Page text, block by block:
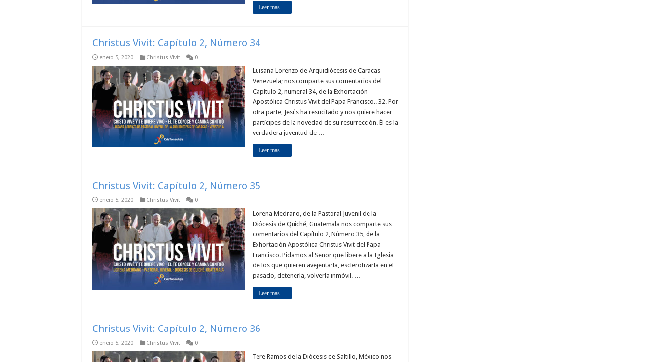
Leer mas ...
Christus Vivit: Capítulo 2, Número 34
enero 5, 2020 Christus Vivit 0
Luisana Lorenzo de Arquidiócesis de Caracas –
Venezuela; nos comparte sus comentarios del
Capítulo 2, numeral 34, de la Exhortación
Apostólica Christus Vivit del Papa Francisco.. 32. Por
otra parte, Jesús ha resucitado y nos quiere hacer
partícipes de la novedad de su resurrección. Él es la
verdadera juventud de …
Leer mas ...
Christus Vivit: Capítulo 2, Número 35
enero 5, 2020 Christus Vivit 0
Lorena Medrano, de la Pastoral Juvenil de la
Diócesis de Quiché, Guatemala nos comparte sus
comentarios del Capítulo 2, Número 35, de la
Exhortación Apostólica Christus Vivit del Papa
Francisco. Pidamos al Señor que libere a la Iglesia
de los que quieren avejentarla, esclerotizarla en el
pasado, detenerla, volverla inmóvil. …
Leer mas ...
Christus Vivit: Capítulo 2, Número 36
enero 5, 2020 Christus Vivit 0
Tere Ramos de la Diócesis de Saltillo, México nos